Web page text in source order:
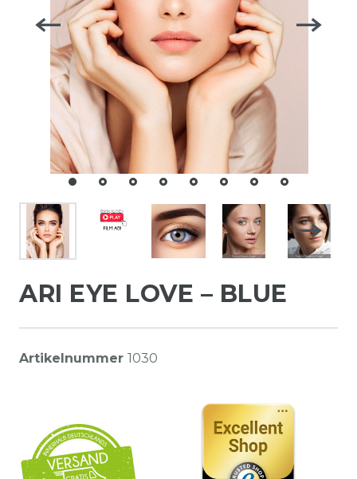
ARI EYE LOVE – BLUE
Artikelnummer 1030